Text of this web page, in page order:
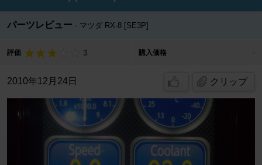
パーツレビュー マツダ RX-8 [SE3P]
評価 3 購入価格 -
2010年12月24日 クリップ